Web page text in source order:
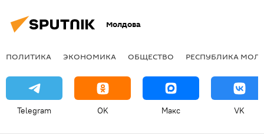
Молдова
ПОЛИТИКА ЭКОНОМИКА ОБЩЕСТВО РЕСПУБЛИКА
Telegram OK Макс VK